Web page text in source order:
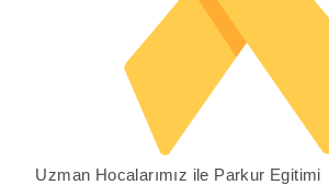
Uzman Hocalarımız ile Parkur Egitimi